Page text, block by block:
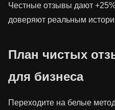
Честные отзывы дают
доверяют реальным
План чистых
для бизнеса
Переходите на белые